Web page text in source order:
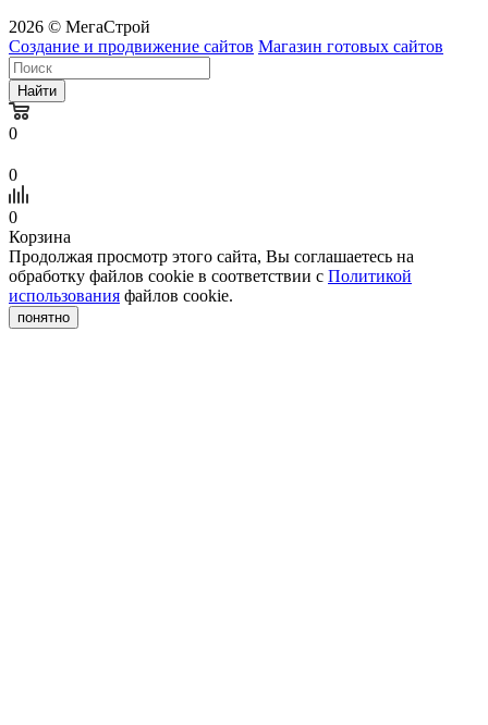
2026 © МегаСтрой
Создание и продвижение сайтов Магазин готовых сайтов
Найти
0
0
0
Корзина
Продолжая просмотр этого сайта, Вы соглашаетесь на
обработку файлов cookie в соответствии с Политикой
использования файлов cookie.
понятно